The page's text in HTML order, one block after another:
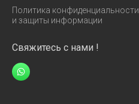
Политика конфиденциальности
и защиты информации
Свяжитесь с нами !